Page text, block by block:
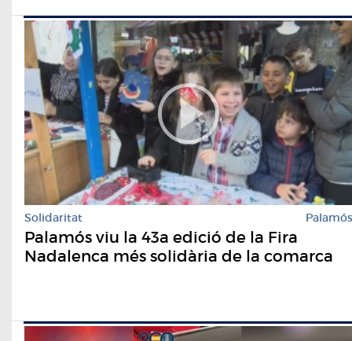
Solidaritat Palamós
Palamós viu la 43a edició de la Fira
Nadalenca més solidària de la comarca